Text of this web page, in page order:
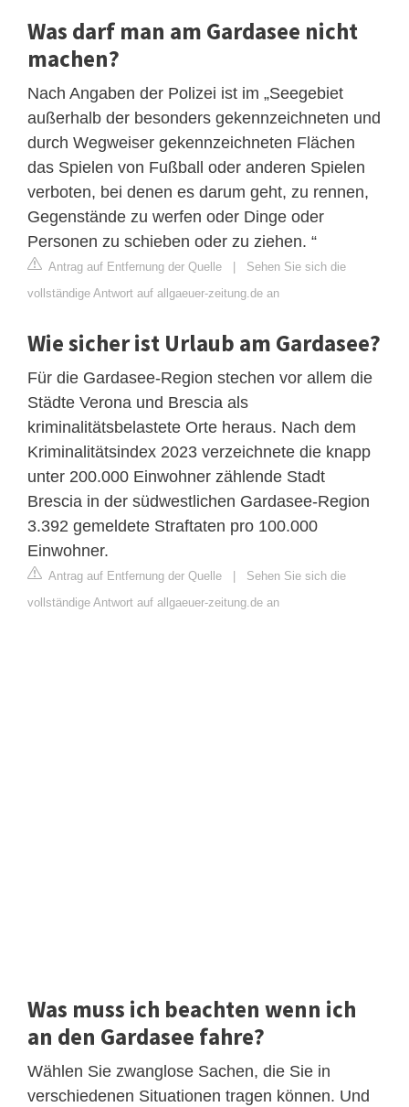
Was darf man am Gardasee nicht
machen?
Nach Angaben der Polizei ist im „Seegebiet
außerhalb der besonders gekennzeichneten und
durch Wegweiser gekennzeichneten Flächen
das Spielen von Fußball oder anderen Spielen
verboten, bei denen es darum geht, zu rennen,
Gegenstände zu werfen oder Dinge oder
Personen zu schieben oder zu ziehen. “
Antrag auf Entfernung der Quelle
Sehen Sie sich die
vollständige Antwort auf allgaeuer-zeitung.de an
Wie sicher ist Urlaub am Gardasee?
Für die Gardasee-Region stechen vor allem die
Städte Verona und Brescia als
kriminalitätsbelastete Orte heraus. Nach dem
Kriminalitätsindex 2023 verzeichnete die knapp
unter 200.000 Einwohner zählende Stadt
Brescia in der südwestlichen Gardasee-Region
3.392 gemeldete Straftaten pro 100.000
Einwohner.
Antrag auf Entfernung der Quelle
Sehen Sie sich die
vollständige Antwort auf allgaeuer-zeitung.de an
Was muss ich beachten wenn ich
an den Gardasee fahre?
Wählen Sie zwanglose Sachen, die Sie in
verschiedenen Situationen tragen können. Und